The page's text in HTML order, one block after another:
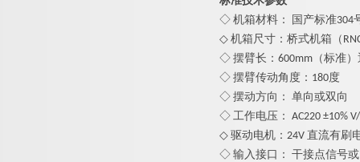
◇ 机箱材料： 国产标准304
◇ 机箱尺寸：桥式机箱（
◇ 摆臂长： 600mm（标准）
◇ 摆臂传动角度：180度
◇ 摆动方向： 单向或双向
◇ 工作电压： AC220 ±10% V/
◇ 驱动电机：24V 直流有刷
◇ 输入接口： 干接点信号或